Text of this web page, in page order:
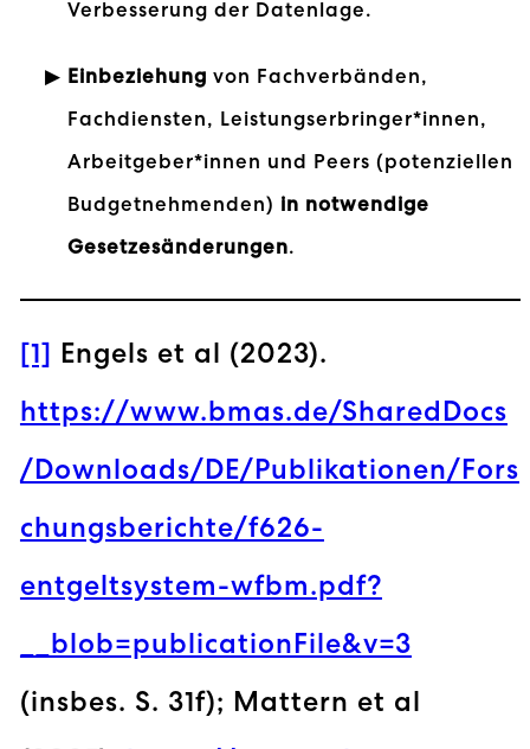
Verbesserung der Datenlage.
Einbeziehung von Fachverbänden,
Fachdiensten, Leistungserbringer*innen,
Arbeitgeber*innen und Peers (potenziellen
Budgetnehmenden) in notwendige
Gesetzesänderungen.
[1] Engels et al (2023).
https://www.bmas.de/SharedDocs
/Downloads/DE/Publikationen/Fors
chungsberichte/f626-
entgeltsystem-wfbm.pdf?
__blob=publicationFile&v=3
(insbes. S. 31f); Mattern et al